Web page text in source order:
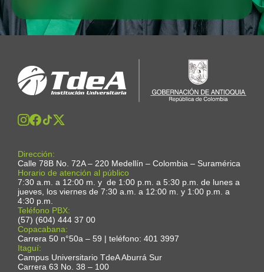
Dirección:
Calle 78B No. 72A – 220 Medellín – Colombia – Suramérica
Horario de atención al público
7:30 a.m. a 12:00 m. y de 1:00 p.m. a 5:30 p.m. de lunes a
jueves, los viernes de 7:30 a.m. a 12:00 m. y 1:00 p.m. a
4:30 p.m.
Teléfono PBX:
(57) (604) 444 37 00
Copacabana:
Carrera 50 n°50a – 59 | teléfono: 401 3997
Itaguí:
Campus Universitario TdeA Aburrá Sur
Carrera 63 No. 38 – 100